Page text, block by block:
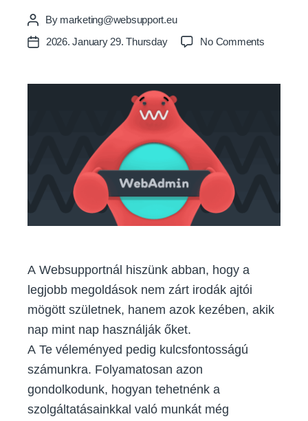
Post
author
By marketing@websupport.eu
Post2026. January 29. Thursday No Commentson
a
A Websupportnál hiszünk abban, hogy a
legjobb megoldások nem zárt irodák ajtói
mögött születnek, hanem azok kezében, akik
nap mint nap használják őket.
A Te véleményed pedig kulcsfontosságú
számunkra. Folyamatosan azon
gondolkodunk, hogyan tehetnénk a
szolgáltatásainkkal való munkát még